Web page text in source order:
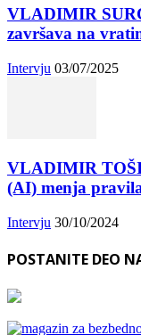
VLADIMIR
završava na
Intervju 03/07/2025
VLADIMIR
(AI) menja
Intervju 30/10/2024
POSTANITE DEO